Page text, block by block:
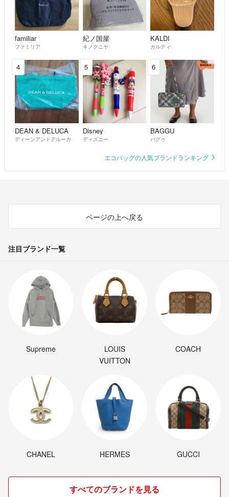
familiar
ファミリア
紀ノ国屋
キノクニヤ
KALDI
カルディ
4
DEAN & DELUCA
ディーンアンドデルーカ
5
Disney
ディズニー
6
BAGGU
バグゥ
エコバッグの人気ブランドランキング
ページの上へ戻る
注目ブランド一覧
Supreme
LOUIS
VUITTON
COACH
CHANEL HERMES GUCCI
すべてのブランドを見る